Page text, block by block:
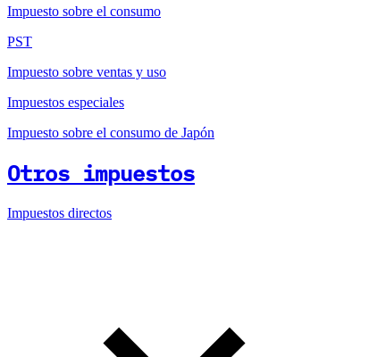
Impuesto sobre el consumo
PST
Impuesto sobre ventas y uso
Impuestos especiales
Impuesto sobre el consumo de Japón
Otros impuestos
Impuestos directos